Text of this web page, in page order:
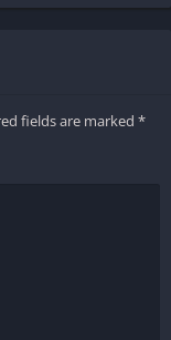
fields are marked *